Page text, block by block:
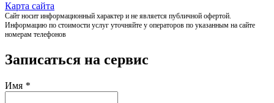
Карта сайта
Сайт носит информационный характер и не является публичной офертой.
Информацию по стоимости услуг уточняйте у операторов по указанным на сайте
номерам телефонов
Записаться на сервис
Имя *